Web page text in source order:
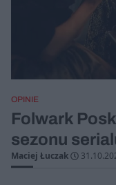
OPINIE
Folwark
sezonu
Maciej Łuczak